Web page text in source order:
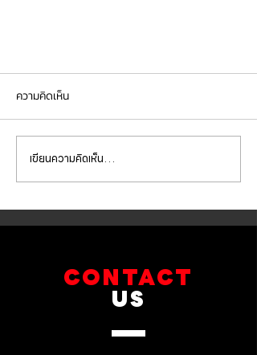
MAHLE กรองแอร์ แบบ CareMetix®
ความคิดเห็น
เขียนความคิดเห็น…
CONTACT
US